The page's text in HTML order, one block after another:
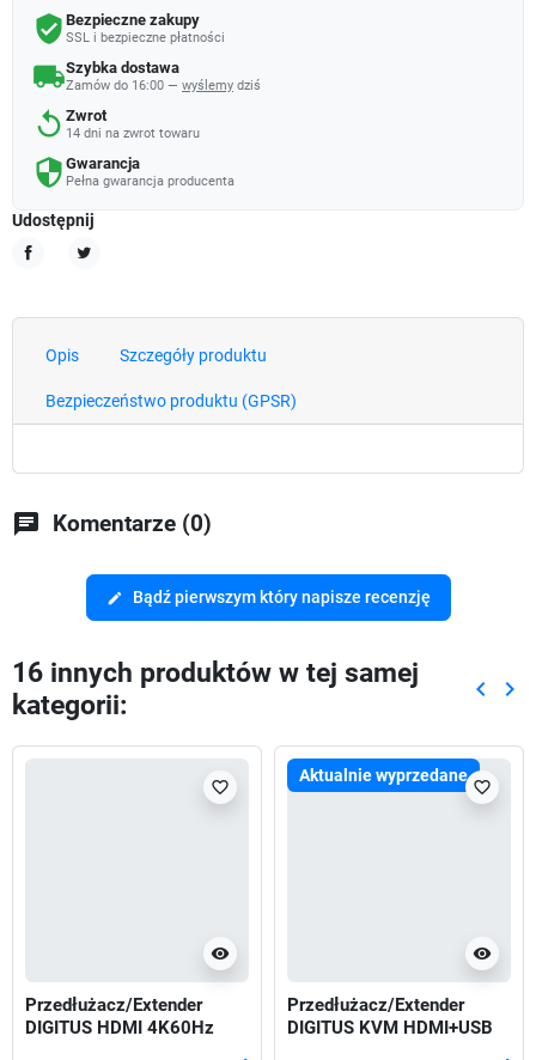
verified_user Bezpieczne zakupy
SSL i bezpieczne płatności
local_shippingSzybka dostawa
Zamów do 16:00 — wyślemy dziś
replay Zwrot
14 dni na zwrot towaru
security Gwarancja
Pełna gwarancja producenta
Udostępnij
Opis Szczegóły produktu
Bezpieczeństwo produktu (GPSR)
chat Komentarze (0)
edit Bądź pierwszym który napisze recenzję
16 innych produktów w tej samej
kategorii:
keyboard_arrow_left keyboard_arrow_right
visibility
favorite_border
Przedłużacz/Extender
DIGITUS HDMI 4K60Hz
Aktualnie wyprzedane
visibility
favorite_border
Przedłużacz/Extender
DIGITUS KVM HDMI+USB